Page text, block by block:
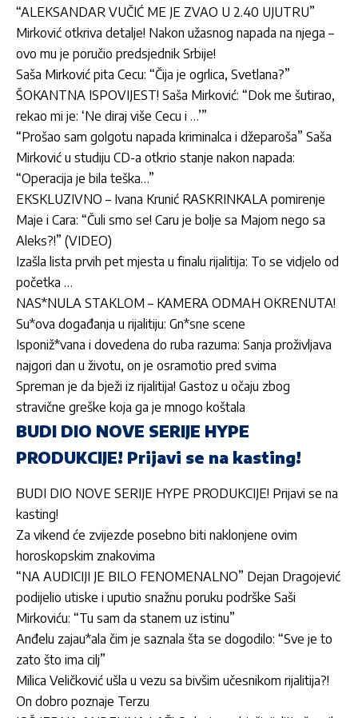
“ALEKSANDAR VUČIĆ ME JE ZVAO U 2.40 UJUTRU”
Mirković otkriva detalje! Nakon užasnog napada na njega –
ovo mu je poručio predsjednik Srbije!
Saša Mirković pita Cecu: “Čija je ogrlica, Svetlana?”
ŠOKANTNA ISPOVIJEST! Saša Mirković: “Dok me šutirao,
rekao mi je: ‘Ne diraj više Cecu i …’”
“Prošao sam golgotu napada kriminalca i džeparoša” Saša
Mirković u studiju CD-a otkrio stanje nakon napada:
“Operacija je bila teška…”
EKSKLUZIVNO – Ivana Krunić RASKRINKALA pomirenje
Maje i Cara: “Čuli smo se! Caru je bolje sa Majom nego sa
Aleks?!” (VIDEO)
Izašla lista prvih pet mjesta u finalu rijalitija: To se vidjelo od
početka …
NAS*NULA STAKLOM – KAMERA ODMAH OKRENUTA!
Su*ova događanja u rijalitiju: Gn*sne scene
Isponiž*vana i dovedena do ruba razuma: Sanja proživljava
najgori dan u životu, on je osramotio pred svima
Spreman je da bježi iz rijalitija! Gastoz u očaju zbog
stravične greške koja ga je mnogo koštala
BUDI DIO NOVE SERIJE HYPE
PRODUKCIJE! Prijavi se na kasting!
BUDI DIO NOVE SERIJE HYPE PRODUKCIJE! Prijavi se na
kasting!
Za vikend će zvijezde posebno biti naklonjene ovim
horoskopskim znakovima
“NA AUDICIJI JE BILO FENOMENALNO” Dejan Dragojević
podijelio utiske i uputio snažnu poruku podrške Saši
Mirkoviću: “Tu sam da stanem uz istinu”
Anđelu zajau*ala čim je saznala šta se dogodilo: “Sve je to
zato što ima cilj”
Milica Veličković ušla u vezu sa bivšim učesnikom rijalitija?!
On dobro poznaje Terzu